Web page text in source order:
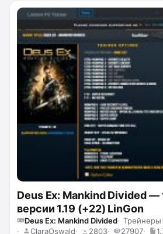
Deus Ex: Mankind Divided —
версии 1.19 (+22) LinGon
Deus Ex: Mankind Divided Трейнеры
ClaraOswald
2803 27907